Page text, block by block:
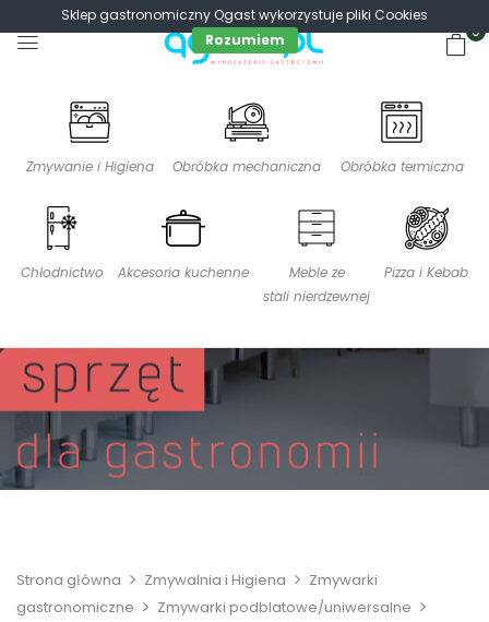
0
Zmywanie i Higiena Obróbka mechaniczna Obróbka termiczna
Chłodnictwo Akcesoria kuchenne
Meble ze
stali nierdzewnej
Pizza i Kebab
Strona główna Zmywalnia i Higiena
Zmywarki
gastronomiczne
Zmywarki podblatowe/uniwersalne
Sklep gastronomiczny Qgast wykorzystuje pliki Cookies
Rozumiem